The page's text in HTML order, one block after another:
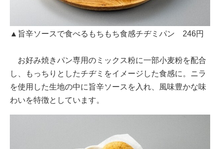
▲旨辛ソースで食べるもちもち食感チヂミパン 246円
お好み焼きパン専用のミックス粉に一部小麦粉を配合
し、もっちりとしたチヂミをイメージした食感に。ニラ
を使用した生地の中に旨辛ソースを入れ、風味豊かな味
わいを特徴としています。